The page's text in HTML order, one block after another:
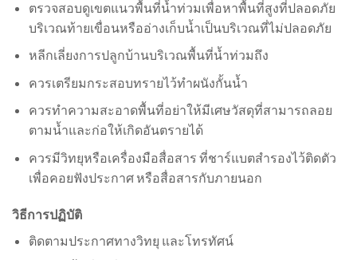
ตรวจสอบดูเขตแนวพื้นที่น้ำท่วมเพื่อหาพื้นที่สูงที่ปลอดภัย
บริเวณท้ายเขื่อนหรืออ่างเก็บน้ำเป็นบริเวณที่ไม่ปลอดภัย
หลีกเลี่ยงการปลูกบ้านบริเวณพื้นที่น้ำท่วมถึง
ควรเตรียมกระสอบทรายไว้ทำผนังกั้นน้ำ
ควรทำความสะอาดพื้นที่อย่าให้มีเศษวัสดุที่สามารถลอย
ตามน้ำและก่อให้เกิดอันตรายได้
ควรมีวิทยุหรือเครื่องมือสื่อสาร ที่ชาร์แบตสำรองไว้ติดตัว
เพื่อคอยฟังประกาศ หรือสื่อสารกับภายนอก
วิธีการปฏิบัติ
ติดตามประกาศทางวิทยุ และโทรทัศน์